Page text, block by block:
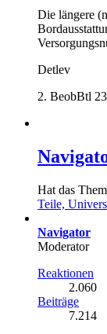
Die längere
Detlev
2. BeobBtl
Hat das
Teile,
Navigator
Moderator
Reaktionen
2.060
Beiträge
7.214